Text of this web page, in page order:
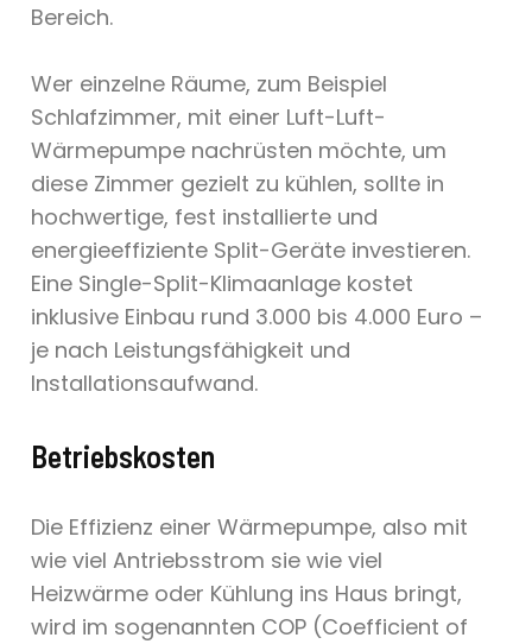
Bereich.
Wer einzelne Räume, zum Beispiel
Schlafzimmer, mit einer Luft-Luft-
Wärmepumpe nachrüsten möchte, um
diese Zimmer gezielt zu kühlen, sollte in
hochwertige, fest installierte und
energieeffiziente Split-Geräte investieren.
Eine Single-Split-Klimaanlage kostet
inklusive Einbau rund 3.000 bis 4.000 Euro –
je nach Leistungsfähigkeit und
Installationsaufwand.
Betriebskosten
Die Effizienz einer Wärmepumpe, also mit
wie viel Antriebsstrom sie wie viel
Heizwärme oder Kühlung ins Haus bringt,
wird im sogenannten COP (Coefficient of